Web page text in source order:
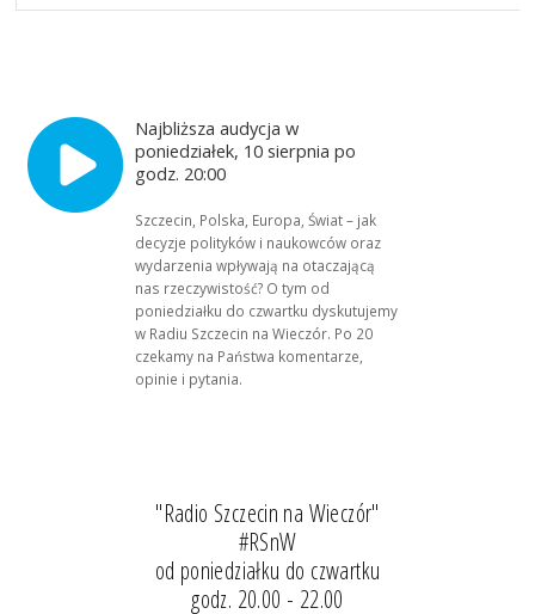
Najbliższa audycja w
poniedziałek, 10 sierpnia po
godz. 20:00
Szczecin, Polska, Europa, Świat – jak
decyzje polityków i naukowców oraz
wydarzenia wpływają na otaczającą
nas rzeczywistość? O tym od
poniedziałku do czwartku dyskutujemy
w Radiu Szczecin na Wieczór. Po 20
czekamy na Państwa komentarze,
opinie i pytania.
"Radio Szczecin na Wieczór"
#RSnW
od poniedziałku do czwartku
godz. 20.00 - 22.00